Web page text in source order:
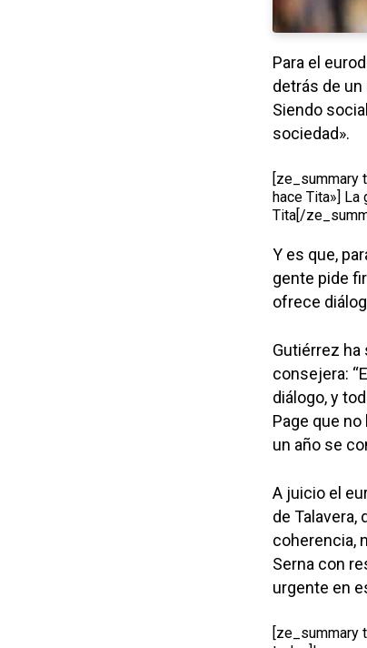
Para el
detrás de
Siendo
sociedad».
[ze_summary
hace Tita»] La
Tita[/
Y es que,
gente pide
ofrece
Gutiérrez
consejera:
diálogo, y
Page que
un año se
A juicio el
de Talavera,
coherencia,
Serna con
urgente en
[ze_summary